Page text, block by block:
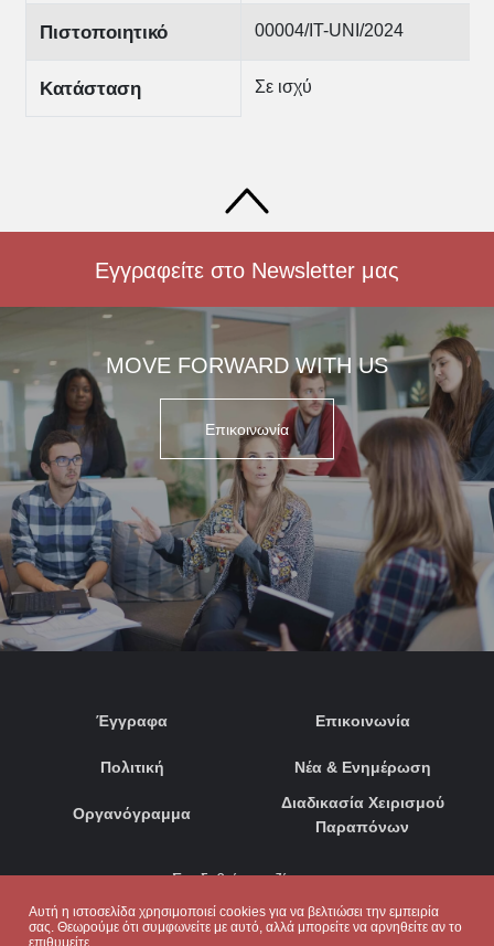
Αυτή η ιστοσελίδα χρησιμοποιεί cookies για να βελτιώσει την εμπειρία
σας. Θεωρούμε ότι συμφωνείτε με αυτό, αλλά μπορείτε να αρνηθείτε αν το
επιθυμείτε.
Πιστοποιητικό 00004/IT-UNI/2024
Κατάσταση Σε ισχύ
Εγγραφείτε στο Newsletter μας
MOVE FORWARD WITH US
Επικοινωνία
Έγγραφα
Πολιτική
Οργανόγραμμα
Επικοινωνία
Νέα & Ενημέρωση
Διαδικασία Χειρισμού
Παραπόνων
Συνδεθείτε μαζί μας: